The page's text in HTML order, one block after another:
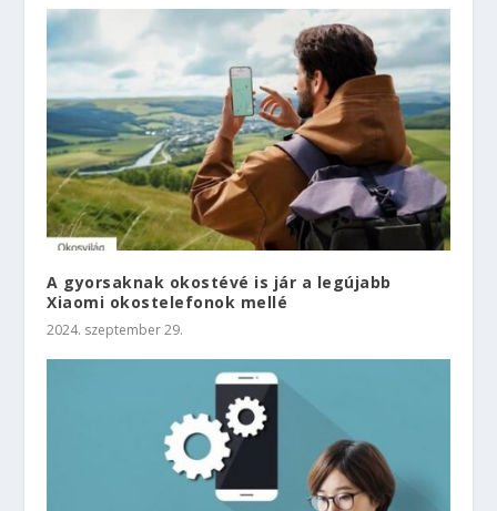
A gyorsaknak okostévé is jár a legújabb
Xiaomi okostelefonok mellé
2024. szeptember 29.